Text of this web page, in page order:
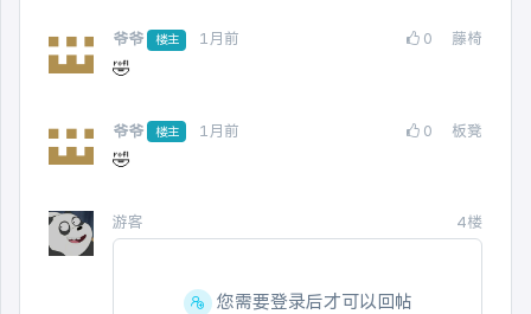
爷爷 楼主 1月前 0 藤椅
🤣
爷爷 楼主 1月前 0 板凳
🤣
游客 4楼
您需要登录后才可以回帖